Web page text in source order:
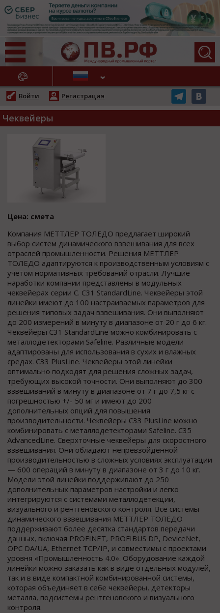
НОВОСТИ
Войти Регистрация
Чеквейеры
Цена: смета
Компания МЕТТЛЕР ТОЛЕДО предлагает широкий
выбор систем динамического взвешивания для всех
отраслей промышленности. Решения МЕТТЛЕР
ТОЛЕДО адаптируются к производственным условиям с
учетом нормативных требований отрасли. Лучшие
наработки компании представлены в модульных
чеквейерах серии С. C31 StandardLine. Чеквейеры этой
линейки имеют до 100 настраиваемых параметров для
решения типовых задач взвешивания. Они выполняют
до 200 измерений в минуту в диапазоне от 20 г до 6 кг.
Чеквейеры C31 StandardLine можно комбинировать с
металлодетекторами Safeline. Различные модели
адаптированы для использования в сухих и влажных
средах. C33 PlusLine. Чеквейеры этой линейки
оптимально подходят для решения сложных задач,
требующих высокой точности. Они выполняют до 300
взвешиваний в минуту в диапазоне от 7 г до 7,5 кг с
погрешностью +/- 50 мг и имеют до 200
дополнительных опций для повышения
производительности. Чеквейеры C33 PlusLine можно
комбинировать с металлодетекторами Safeline. C35
AdvancedLine. Сверхточные чеквейеры для скоростного
взвешивания. Они обладают непревзойденной
производительностью в сложных условиях эксплуатации
— 600 операций в минуту в диапазоне от 3 г до 10 кг.
Модели этой линейки поддерживают до 250
дополнительных параметров настройки и легко
интегрируются с системами металлодетекции,
визуального и рентгеновского контроля. Все системы
динамического взвешивания МЕТТЛЕР ТОЛЕДО
поддерживают более десятка стандартов передачи
данных, включая PROFINET, PROFIBUS DP, DeviceNet,
OPC DA/UA, Ethernet TCP/IP, и совместимы с проектами
уровня «Промышленность 4.0». Оборудование каждой
линейки можно заказать как в виде отдельных модулей,
так и в виде компактной комбинированной системы,
которая объединяет в себе чеквейеры, детекторы
металла, подсистемы рентгеновского и визуального
контроля.